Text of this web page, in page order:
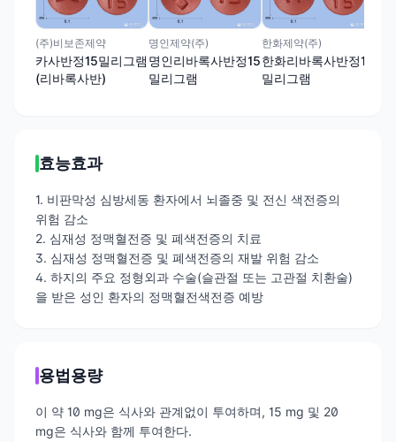
(주)비보존제약
카사반정15밀리그램
(리바록사반)
명인제약(주)
명인리바록사반정15
밀리그램
한화제약(주)
한화리바록사반정15
밀리그램
효능효과
1. 비판막성 심방세동 환자에서 뇌졸중 및 전신 색전증의
위험 감소
2. 심재성 정맥혈전증 및 폐색전증의 치료
3. 심재성 정맥혈전증 및 폐색전증의 재발 위험 감소
4. 하지의 주요 정형외과 수술(슬관절 또는 고관절 치환술)
을 받은 성인 환자의 정맥혈전색전증 예방
용법용량
이 약 10 mg은 식사와 관계없이 투여하며, 15 mg 및 20
mg은 식사와 함께 투여한다.